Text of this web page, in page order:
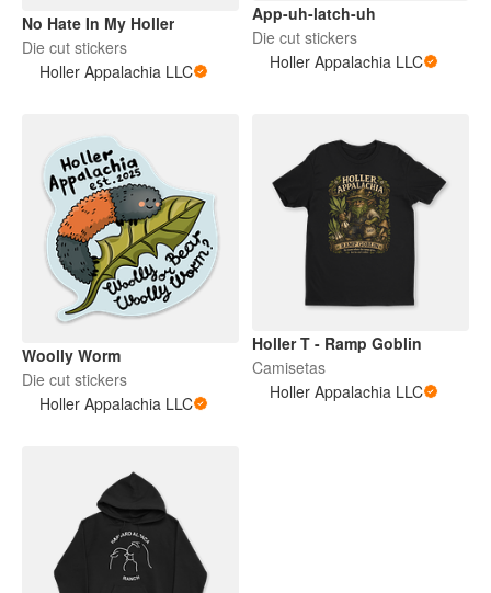
No Hate In My Holler
Die cut stickers
Holler Appalachia LLC
App-uh-latch-uh
Die cut stickers
Holler Appalachia LLC
Woolly Worm
Die cut stickers
Holler Appalachia LLC
Holler T - Ramp Goblin
Camisetas
Holler Appalachia LLC